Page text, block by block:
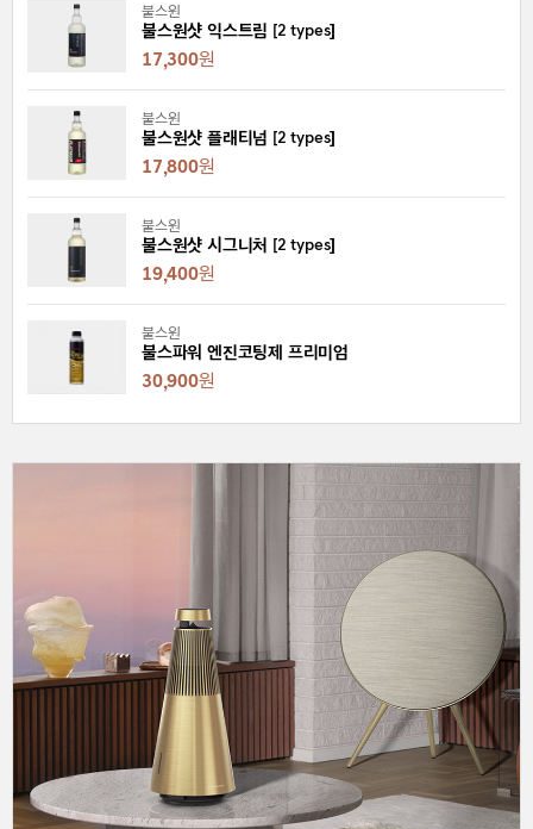
불스원
불스원샷 익스트림 [2 types]
17,300원
불스원
불스원샷 플래티넘 [2 types]
17,800원
불스원
불스원샷 시그니처 [2 types]
19,400원
불스원
불스파워 엔진코팅제 프리미엄
30,900원